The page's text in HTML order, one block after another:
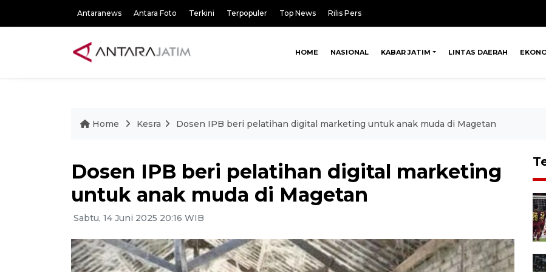
Antaranews Antara Foto Terkini Terpopuler Top News Rilis Pers
HOME NASIONAL KABAR JATIM LINTAS DAERAH
Home Kesra Dosen IPB beri pelatihan digital marketing untuk anak muda di Magetan
Dosen IPB beri pelatihan digital marketing
untuk anak muda di Magetan
Sabtu, 14 Juni 2025 20:16 WIB